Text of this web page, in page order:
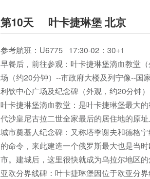
第10天 叶卡捷琳堡 北京
参考航班：U6775   17:30-02：30+1
早餐后，前往参观：叶卡捷琳堡滴血教堂
场（约20分钟）--市政府大楼及列宁像--国
利钦中心广场及纪念碑（外观，约20分钟
叶卡捷琳堡滴血教堂：是叶卡捷琳堡最大
代沙皇尼古拉二世全家最后的居住地的原
城市奠基人纪念碑：又称塔季谢夫和德格
的命令，来此建造一个俄罗斯最大也是当
市。建城后，这里很快就成为乌拉尔地区
亚欧分界线碑：叶卡捷琳堡因位于欧亚分